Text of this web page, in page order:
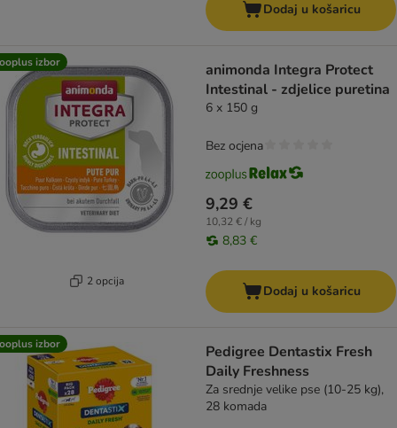
Dodaj u košaricu
izbor
2 opcija
animonda Integra Protect
Intestinal - zdjelice puretina
6 x 150 g
9,29 €
10,32 € / kg
8,83 €
Bez ocjena
Dodaj u košaricu
izbor
Pedigree Dentastix Fresh
Daily Freshness
Za srednje velike pse (10-25 kg),
28 komada